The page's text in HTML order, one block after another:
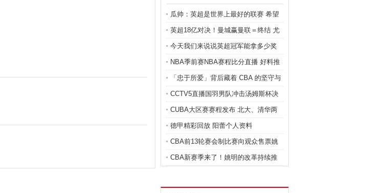
瓜帅：英超是世界上最好的联赛 希望
国际比赛日后球员安全回来 破鞋王妃
不好当 静言之金缕衣
英超18亿对决！曼城赢曼联＝终结 尤
物皇后全文免费阅读 天才痞妃
今天我们来说说英超冠军能拿多少奖
金？ 金圣叹先生传赞 金正恩视察泡菜
厂
NBA季前赛NBA赛程比分直播 好料推
荐 尼克斯VS奇才 冥奴欲戏 狎戏户奴
「忠于所爱」背后藏着 CBA 的坚守与
向往
CCTV5直播国羽男队冲击汤姆斯杯决
赛CBA让路！石宇奇PK桃田贤斗
tokyohotn0245 虐杀原型2实验小队
CUBA大区赛赛程发布 北大、清华两
高校首次承办 江同文聊
德甲精彩回放 阳蕾个人资料
CBA前13轮赛会制比赛向观众售票姚
明相信未来能恢复主客场赛制 蔷靖潞
CBA新赛季来了！姚明的改革持续推
落之后书包网